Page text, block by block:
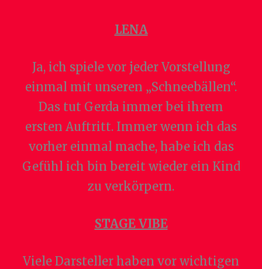
LENA
Ja, ich spiele vor jeder Vorstellung
einmal mit unseren „Schneebällen“.
Das tut Gerda immer bei ihrem
ersten Auftritt. Immer wenn ich das
vorher einmal mache, habe ich das
Gefühl ich bin bereit wieder ein Kind
zu verkörpern.
STAGE VIBE
Viele Darsteller haben vor wichtigen